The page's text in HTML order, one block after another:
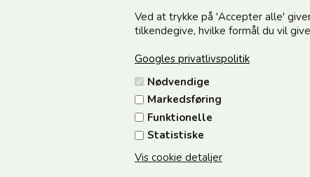
Ved at trykke på 'Accepter alle'
tilkendegive, hvilke formål du vil
Googles privatlivspolitik
Nødvendige
Markedsføring
Funktionelle
Statistiske
Vis cookie detaljer
Din side - Log ind her
Handelsbetingelser
Fortrydelse/Reklamation
Samarbejdspartnere
Vedsted Mølle A/S
6500 Vojens
CVR 49879415 Mail
Tlf. +45 74 54 51 06
Åbningstider: Man-Fre 9.00-